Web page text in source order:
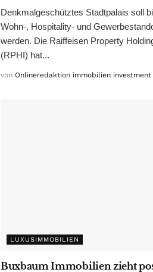
Denkmalgeschütztes Stadtpalais soll
Wohn-, Hospitality- und
werden. Die Raiffeisen Property
(RPHI) hat...
von Onlineredaktion immobilien investment
LUXUSIMMOBILIEN
Buxbaum Immobilien zieht